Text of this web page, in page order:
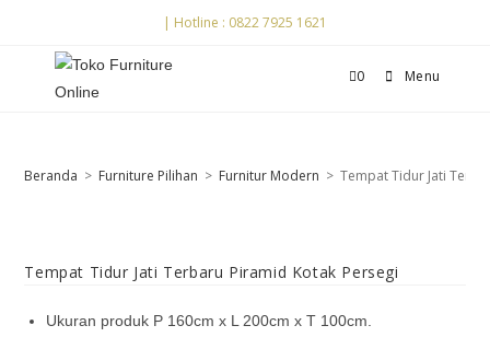
| Hotline : 0822 7925 1621
0 Menu
Beranda > Furniture Pilihan > Furnitur Modern > Tempat Tidur Jati
Tempat Tidur Jati Terbaru Piramid Kotak Persegi
Ukuran produk P 160cm x L 200cm x T 100cm.